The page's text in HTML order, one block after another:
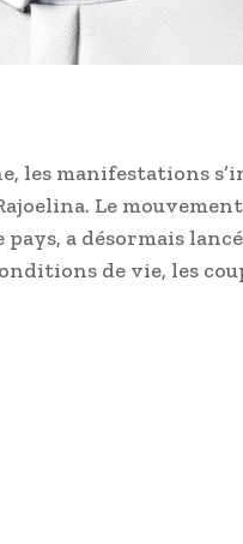
les manifestations
Le
pays, a désormais
de vie, les